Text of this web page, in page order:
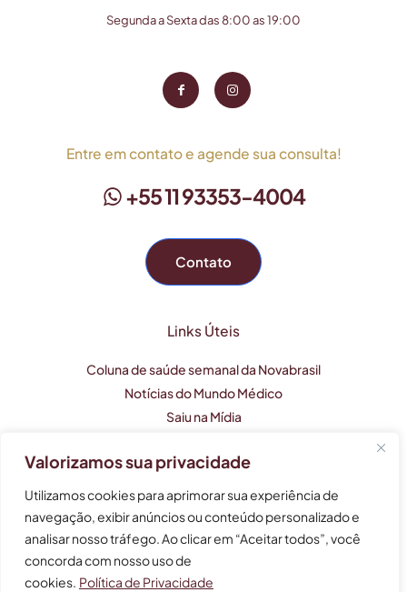
Valorizamos sua privacidade
Utilizamos cookies para aprimorar sua experiência de
navegação, exibir anúncios ou conteúdo personalizado e
analisar nosso tráfego. Ao clicar em “Aceitar todos”, você
concorda com nosso uso de
cookies. Política de Privacidade
Segunda a Sexta das 8:00 as 19:00
Entre em contato e agende sua consulta!
+55 11 93353-4004
Contato
Links Úteis
Coluna de saúde semanal da Novabrasil
Notícias do Mundo Médico
Saiu na Mídia
Este perfil profissional tem caráter apenas informativo e
não substitui uma consulta médica.
As informações não devem ser usadas para auto-
tratamento, auto-diagnóstico e auto-medicação.